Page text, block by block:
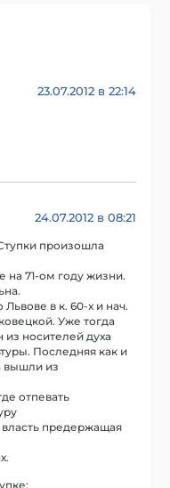
23.07.2012 в 22:14
24.07.2012 в 08:21
произошла
на 71-ом году жизни.
в к. 60-х и нач.
Уже тогда
носителей духа
Последняя как и
вышли из
отпевать
предержащая